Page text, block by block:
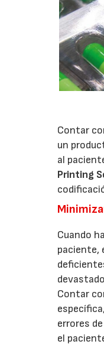
Contar
un
al
Printing
Cuando
paciente,
Contar
errores
el